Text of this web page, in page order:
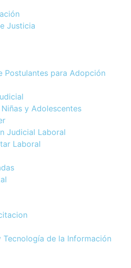
Justicia
Postulantes para Adopción
y Adolescentes
Judicial Laboral
Laboral
Tecnología de la Información